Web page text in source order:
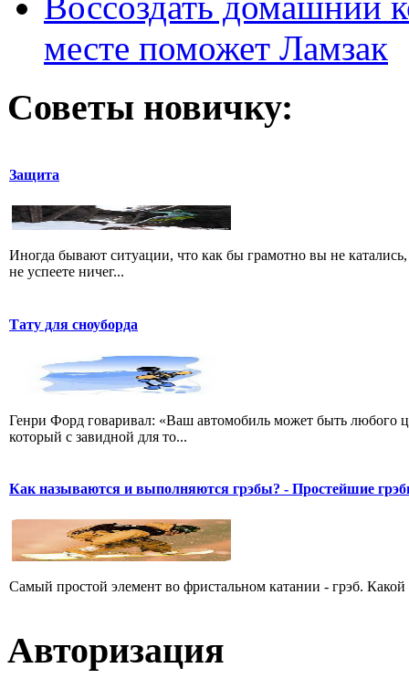
месте поможет Ламзак
Советы новичку:
Защита
Иногда бывают ситуации, что как бы грамотно вы не
не успеете ничег...
Тату для сноуборда
Генри Форд говаривал: «Ваш автомобиль может быть любого
который с завидной для то...
Как называются и выполняются грэбы? - Простейшие
Самый простой элемент во фристальном катании - грэб.
Авторизация